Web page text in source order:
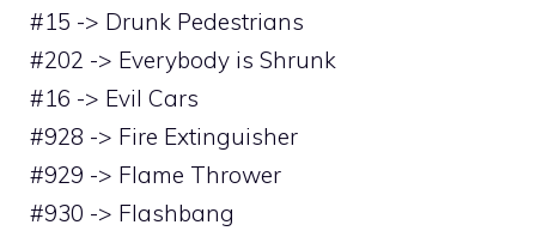
#15 -> Drunk Pedestrians
#202 -> Everybody is Shrunk
#16 -> Evil Cars
#928 -> Fire Extinguisher
#929 -> Flame Thrower
#930 -> Flashbang